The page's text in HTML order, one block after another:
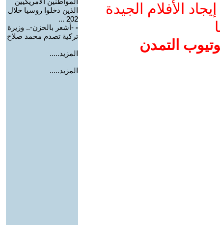
الأفلام الجيدة
التمدن
الذين دخلوا روسيا خلال
202 ...
- -أشعر بالحزن-.. وزيرة
تركية تصدم محمد صلاح
المزيد.....
المزيد.....